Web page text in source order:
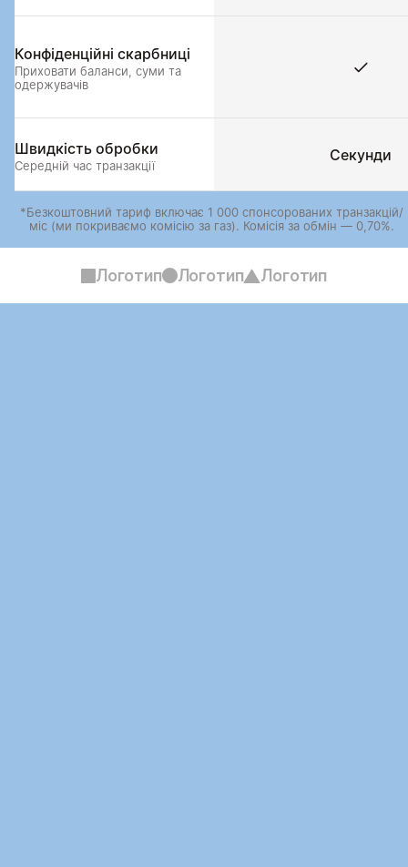
Конфіденційні скарбниці
Приховати баланси, суми та
одержувачів
Швидкість обробки
Середній час транзакції
Секунди
*Безкоштовний тариф включає 1 000 спонсорованих транзакцій/
міс (ми покриваємо комісію за газ). Комісія за обмін — 0,70%.
Логотип Логотип Логотип